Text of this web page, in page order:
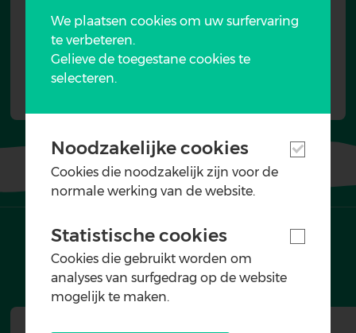
Programma
We plaatsen cookies om uw surfervaring
te verbeteren.
Gelieve de toegestane cookies te
selecteren.
Noodzakelijke cookies
Cookies die noodzakelijk zijn voor de
normale werking van de website.
Statistische cookies
Cookies die gebruikt worden om
analyses van surfgedrag op de website
mogelijk te maken.